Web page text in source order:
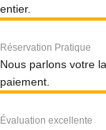
entier.
Réservation Pratique
Nous parlons votre
paiement.
Évaluation excellente